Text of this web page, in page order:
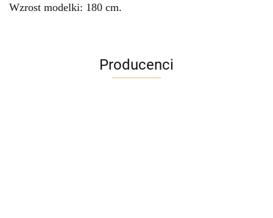
Wzrost modelki: 180 cm.
Producenci